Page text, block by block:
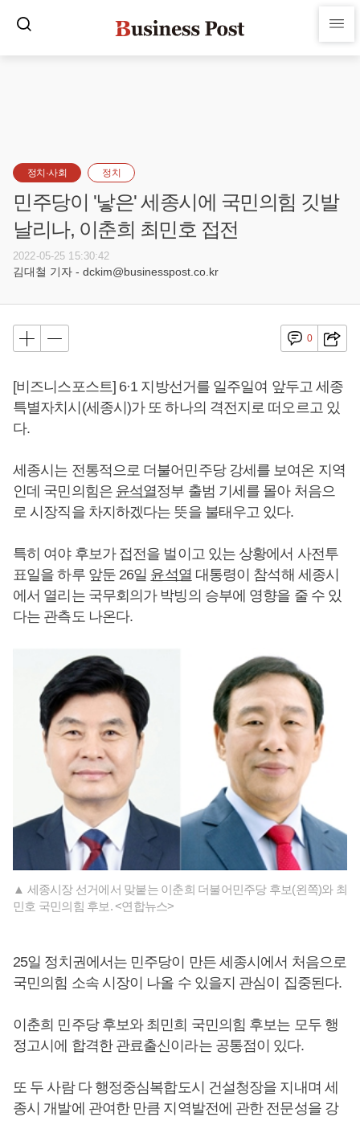
정치·사회 정치
민주당이 '낳은' 세종시에 국민의힘 깃발
날리나, 이춘희 최민호 접전
2022-05-25 15:30:42
김대철 기자 - dckim@businesspost.co.kr
0
[비즈니스포스트] 6·1 지방선거를 일주일여 앞두고 세종
특별자치시(세종시)가 또 하나의 격전지로 떠오르고 있
다.
세종시는 전통적으로 더불어민주당 강세를 보여온 지역
인데 국민의힘은 윤석열정부 출범 기세를 몰아 처음으
로 시장직을 차지하겠다는 뜻을 불태우고 있다.
특히 여야 후보가 접전을 벌이고 있는 상황에서 사전투
표일을 하루 앞둔 26일 윤석열 대통령이 참석해 세종시
에서 열리는 국무회의가 박빙의 승부에 영향을 줄 수 있
다는 관측도 나온다.
▲ 세종시장 선거에서 맞붙는 이춘희 더불어민주당 후보(왼쪽)와 최
민호 국민의힘 후보. <연합뉴스>
25일 정치권에서는 민주당이 만든 세종시에서 처음으로
국민의힘 소속 시장이 나올 수 있을지 관심이 집중된다.
이춘희 민주당 후보와 최민희 국민의힘 후보는 모두 행
정고시에 합격한 관료출신이라는 공통점이 있다.
또 두 사람 다 행정중심복합도시 건설청장을 지내며 세
종시 개발에 관여한 만큼 지역발전에 관한 전문성을 강